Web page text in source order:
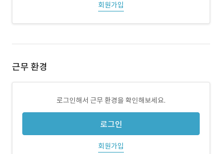
회원가입
근무 환경
로그인해서 근무 환경을 확인해보세요.
로그인
회원가입